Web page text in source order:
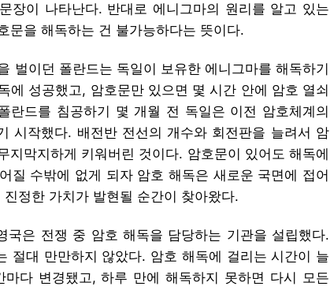
장이 나타난다. 반대로 에니그마의 원리를 알고 있는
문을 해독하는 건 불가능하다는 뜻이다.
벌이던 폴란드는 독일이 보유한 에니그마를 해독하기
에 성공했고, 암호문만 있으면 몇 시간 안에 암호 열쇠
란드를 침공하기 몇 개월 전 독일은 이전 암호체계의
시작했다. 배전반 전선의 개수와 회전판을 늘려서 암
지막지하게 키워버린 것이다. 암호문이 있어도 해독에
질 수밖에 없게 되자 암호 해독은 새로운 국면에 접어
정한 가치가 발현될 순간이 찾아왔다.
국은 전쟁 중 암호 해독을 담당하는 기관을 설립했다.
절대 만만하지 않았다. 암호 해독에 걸리는 시간이 늘
다 변경됐고, 하루 만에 해독하지 못하면 다시 모든